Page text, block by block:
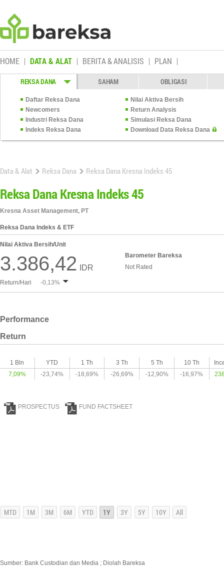
HOME DATA & ALAT BERITA & ANALISIS PLAN
REKSA DANA SAHAM OBLIGASI
Daftar Reksa Dana
Nilai Aktiva Bersih
Newcomers
Return Analysis
Industri Reksa Dana
Simulasi Reksa Dana
Indeks Reksa Dana
Download Data Reksa Dana
Data & Alat Reksa Dana Reksa Dana Kresna Indeks 45
Reksa Dana Kresna Indeks 45
Kresna Asset Management, PT
Reksa Dana Indeks & ETF
Nilai Aktiva Bersih/Unit
3.386,42 IDR
Barometer Bareksa
Not Rated
Return/Hari -0,13%
Performance
Return
1 Bln YTD 1 Th 3 Th 5 Th 10 Th
7,09%
-23,74% -18,69% -26,69% -12,90% -16,97%
PROSPECTUS FUND FACTSHEET
Sumber: Bank Custodian dan Media ; Diolah Bareksa